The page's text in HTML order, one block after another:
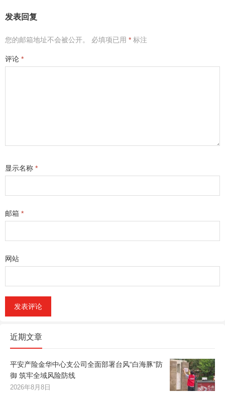
发表回复
您的邮箱地址不会被公开。 必填项已用 * 标注
评论 *
显示名称 *
邮箱 *
网站
近期文章
平安产险金华中心支公司全面部署台风“白海豚”防
御 筑牢全域风险防线
2026年8月8日